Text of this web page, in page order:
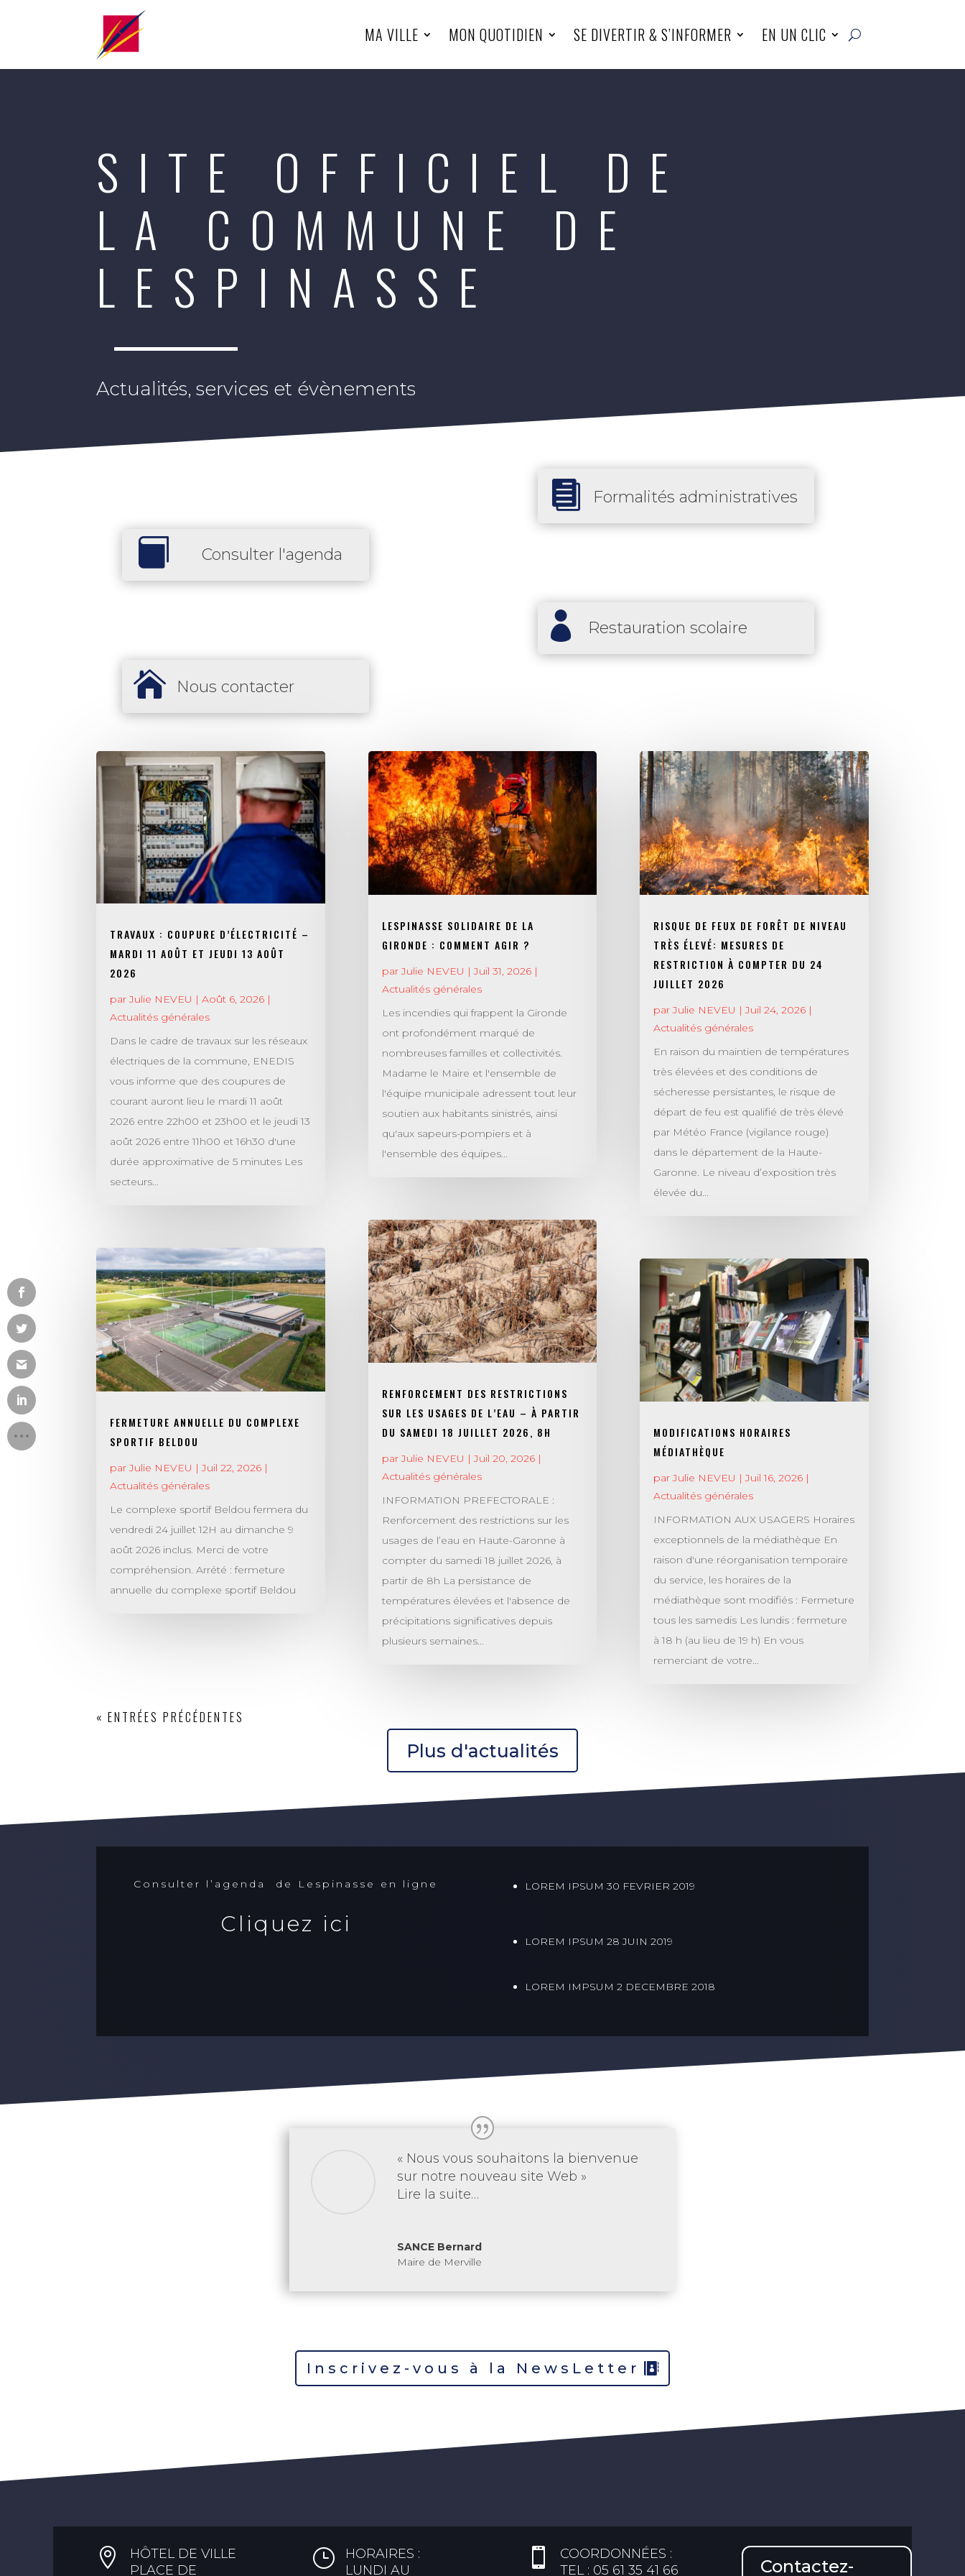
MA VILLE MON QUOTIDIEN SE DIVERTIR & S’INFORMER EN UN CLIC
SITE OFFICIEL DE
LA COMMUNE DE
LESPINASSE
Actualités, services et évènements
 Consulter l'agenda
 Nous contacter
 Formalités administratives
 Restauration scolaire
TRAVAUX : COUPURE D’ÉLECTRICITÉ –
MARDI 11 AOÛT ET JEUDI 13 AOÛT
2026
parJulie NEVEU |Août 6, 2026 |
Actualités générales
Dans le cadre de travaux sur les réseaux
électriques de la commune, ENEDIS
vous informe que des coupures de
courant auront lieu le mardi 11 août
2026 entre 22h00 et 23h00 et le jeudi 13
août 2026 entre 11h00 et 16h30 d'une
durée approximative de 5 minutes Les
secteurs...
FERMETURE ANNUELLE DU COMPLEXE
SPORTIF BELDOU
parJulie NEVEU |Juil 22, 2026 |
Actualités générales
Le complexe sportif Beldou fermera du
vendredi 24 juillet 12H au dimanche 9
août 2026 inclus. Merci de votre
compréhension. Arrété : fermeture
annuelle du complexe sportif Beldou
LESPINASSE SOLIDAIRE DE LA
GIRONDE : COMMENT AGIR ?
parJulie NEVEU |Juil 31, 2026|
Actualités générales
Les incendies qui frappent la Gironde
ont profondément marqué de
nombreuses familles et collectivités.
Madame le Maire et l'ensemble de
l'équipe municipale adressent tout leur
soutien aux habitants sinistrés, ainsi
qu'aux sapeurs-pompiers et à
l'ensemble des équipes...
RENFORCEMENT DES RESTRICTIONS
SUR LES USAGES DE L’EAU – À PARTIR
DU SAMEDI 18 JUILLET 2026, 8H
parJulie NEVEU |Juil 20, 2026|
Actualités générales
INFORMATION PREFECTORALE :
Renforcement des restrictions sur les
usages de l’eau en Haute-Garonne à
compter du samedi 18 juillet 2026, à
partir de 8h La persistance de
températures élevées et l'absence de
précipitations significatives depuis
plusieurs semaines...
RISQUE DE FEUX DE FORÊT DE NIVEAU
TRÈS ÉLEVÉ: MESURES DE
RESTRICTION À COMPTER DU 24
JUILLET 2026
parJulie NEVEU |Juil 24, 2026|
Actualités générales
En raison du maintien de températures
très élevées et des conditions de
sécheresse persistantes, le risque de
départ de feu est qualifié de très élevé
par Météo France (vigilance rouge)
dans le département de la Haute-
Garonne. Le niveau d’exposition très
élevée du...
MODIFICATIONS HORAIRES
MÉDIATHÈQUE
parJulie NEVEU |Juil 16, 2026|
Actualités générales
INFORMATION AUX USAGERS Horaires
exceptionnels de la médiathèque En
raison d'une réorganisation temporaire
du service, les horaires de la
médiathèque sont modifiés : Fermeture
tous les samedis Les lundis : fermeture
à 18 h (au lieu de 19 h) En vous
remerciant de votre...
« ENTRÉES PRÉCÉDENTES
Plus d'actualités
Consulter l’agenda de Lespinasse en ligne
Cliquez ici
LOREM IPSUM 30 FEVRIER 2019
LOREM IPSUM 28 JUIN 2019
LOREM IMPSUM 2 DECEMBRE 2018
« Nous vous souhaitons la bienvenue
sur notre nouveau site Web »
Lire la suite…
SANCE Bernard
Maire de Merville
Inscrivez-vous à la NewsLetter

HÔTEL DE VILLE
PLACE DE
}
HORAIRES :
LUNDI AU

COORDONNÉES :
TEL : 05 61 35 41 66
Contactez-